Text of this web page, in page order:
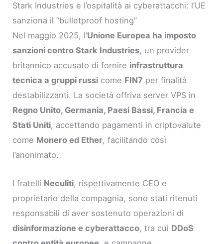
Stark Industries e l’ospitalità ai cyberattacchi: l’UE
sanziona il “bulletproof hosting”
Nel maggio 2025, l’Unione Europea ha imposto
sanzioni contro Stark Industries, un provider
britannico accusato di fornire infrastruttura
tecnica a gruppi russi come FIN7 per finalità
destabilizzanti. La società offriva server VPS in
Regno Unito, Germania, Paesi Bassi, Francia e
Stati Uniti, accettando pagamenti in criptovalute
come Monero ed Ether, facilitando così
l’anonimato.
I fratelli Neculiti, rispettivamente CEO e
proprietario della compagnia, sono stati ritenuti
responsabili di aver sostenuto operazioni di
disinformazione e cyberattacco, tra cui DDoS